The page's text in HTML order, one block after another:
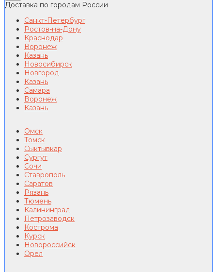
Доставка по городам России
Санкт-Петербург
Ростов-на-Дону
Краснодар
Воронеж
Казань
Новосибирск
Новгород
Казань
Самара
Воронеж
Казань
Омск
Томск
Сыктывкар
Сургут
Сочи
Ставрополь
Саратов
Рязань
Тюмень
Калининград
Петрозаводск
Кострома
Курск
Новороссийск
Орел